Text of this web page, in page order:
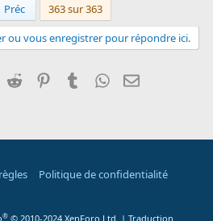
Préc
363 sur 363
ou vous enregistrer pour répondre ici.
Reddit PinterestTumblrWhatsApp
Email
Politique de confidentialité
® © 2010-2024 XenForo Ltd. | Traduction